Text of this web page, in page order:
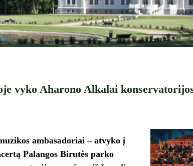
vyko Aharono Alkalai
ambasadoriai – atvyko į
Palangos Birutės parko